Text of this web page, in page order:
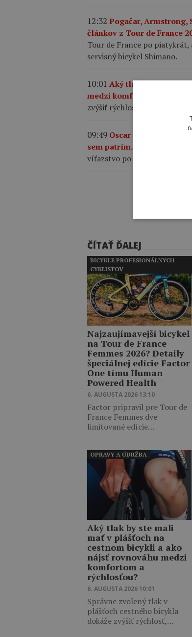
12:32 Pogačar, Armstrong,
článkov z Tour de France
Tour de France po piatykrát,
servisný bicykel Shimano.
10:01 Aký tlak by ste mali
medzi komfortom a
zvýšiť rýchlosť, komfort,
09:49 Oscar Onley
sem patrím.
víťazstvo po vážnom páde,
ČÍTAŤ ĎALEJ
Najzaujímavejší bicykel
na Tour de France
Femmes 2026? Detaily
špeciálnej edície Factor
One tímu Human
Powered Health
6. AUGUSTA 2026 13:10
Factor pripravil pre Tour de
France Femmes dve
limitované edície…
BICYKLE PROFESIONÁLNYCH
CYKLISTOV
Aký tlak by ste mali
mať v plášťoch na
cestnom bicykli a ako
nájsť rovnováhu medzi
komfortom a
rýchlosťou?
6. AUGUSTA 2026 10:01
Správne zvolený tlak v
plášťoch cestného bicykla
dokáže zvýšiť rýchlosť,…
OPRAVY A ÚDRŽBA